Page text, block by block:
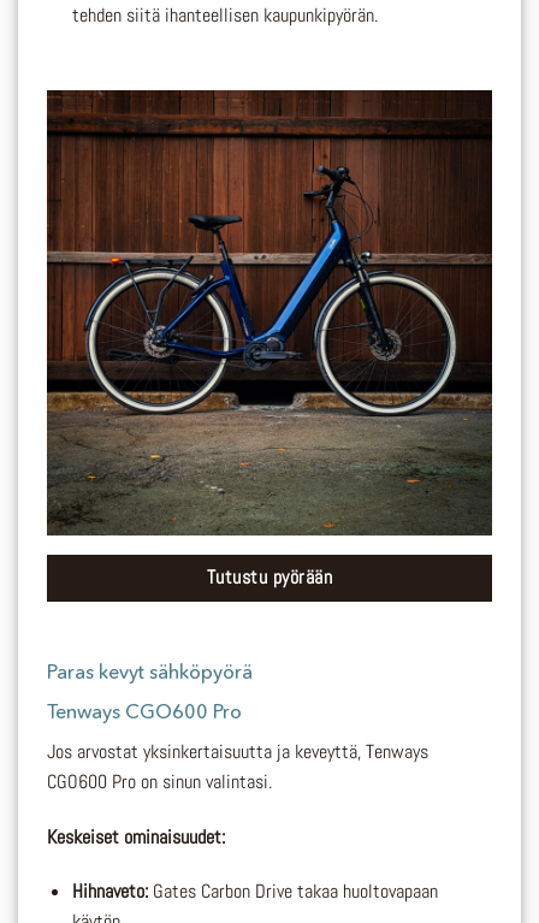
tehden siitä ihanteellisen kaupunkipyörän.
Tutustu pyörään
Paras kevyt sähköpyörä
Tenways CGO600 Pro
Jos arvostat yksinkertaisuutta ja keveyttä, Tenways
CGO600 Pro on sinun valintasi.
Keskeiset ominaisuudet:
Hihnaveto:Gates Carbon Drive takaa huoltovapaan